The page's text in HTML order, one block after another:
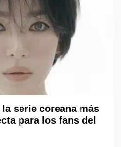
serie coreana más
para los fans del